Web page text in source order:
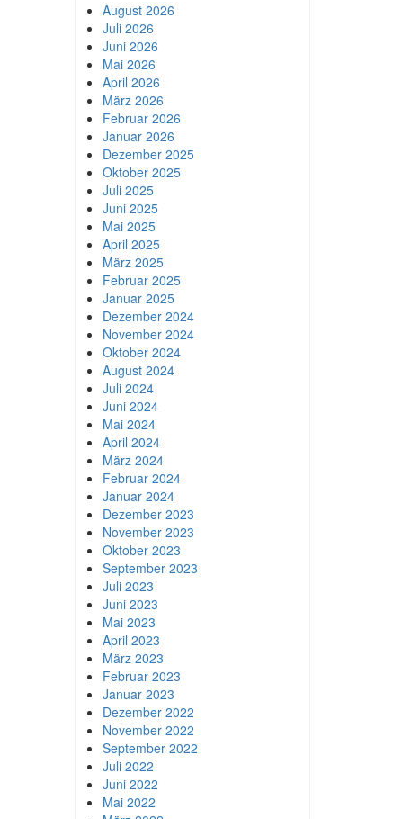
August 2026
Juli 2026
Juni 2026
Mai 2026
April 2026
März 2026
Februar 2026
Januar 2026
Dezember 2025
Oktober 2025
Juli 2025
Juni 2025
Mai 2025
April 2025
März 2025
Februar 2025
Januar 2025
Dezember 2024
November 2024
Oktober 2024
August 2024
Juli 2024
Juni 2024
Mai 2024
April 2024
März 2024
Februar 2024
Januar 2024
Dezember 2023
November 2023
Oktober 2023
September 2023
Juli 2023
Juni 2023
Mai 2023
April 2023
März 2023
Februar 2023
Januar 2023
Dezember 2022
November 2022
September 2022
Juli 2022
Juni 2022
Mai 2022